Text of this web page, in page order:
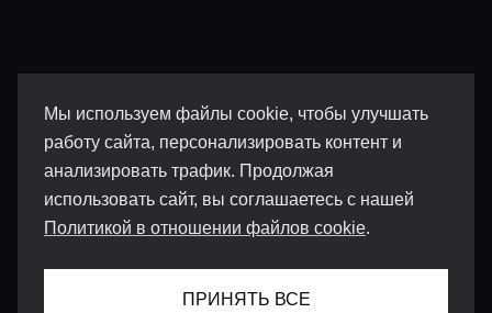
Мы используем файлы cookie, чтобы улучшать
работу сайта, персонализировать контент и
анализировать трафик. Продолжая
использовать сайт, вы соглашаетесь с нашей
Политикой в отношении файлов cookie.
ПРИНЯТЬ ВСЕ